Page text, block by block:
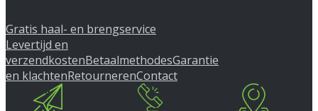
Gratis haal- en brengservice
Levertijd en
verzendkostenBetaalmethodesGarantie
en klachtenRetournerenContact